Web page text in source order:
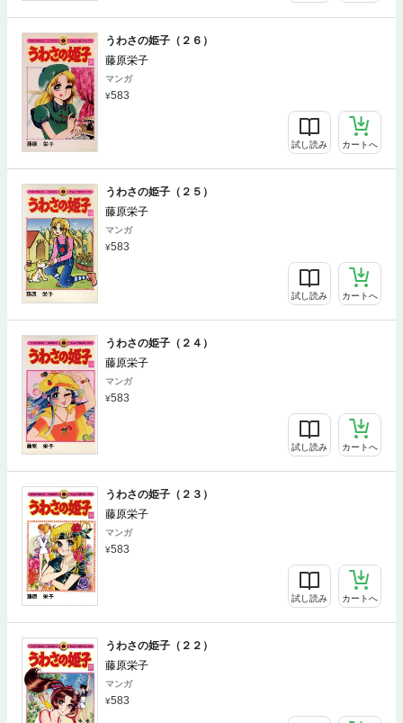
うわさの姫子（２６）
藤原栄子
マンガ
583
試し読み カートへ
うわさの姫子（２５）
藤原栄子
マンガ
583
試し読み カートへ
うわさの姫子（２４）
藤原栄子
マンガ
583
試し読み カートへ
うわさの姫子（２３）
藤原栄子
マンガ
583
試し読み カートへ
うわさの姫子（２２）
藤原栄子
マンガ
583